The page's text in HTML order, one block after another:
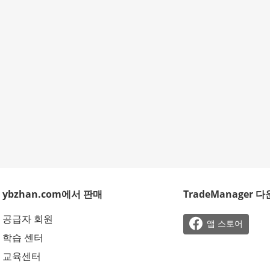
ybzhan.com에서 판매
공급자 회원
학습 센터
교육센터
TradeManager 다
 앱 스토어